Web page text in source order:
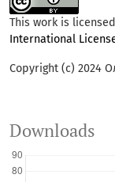
This work is
International
Copyright (c) 2024
Downloads